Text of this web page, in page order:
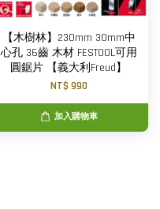
【木樹林】230mm 30mm中
心孔 36齒 木材 FESTOOL可用
圓鋸片 【義大利Freud】
NT$ 990
加入購物車